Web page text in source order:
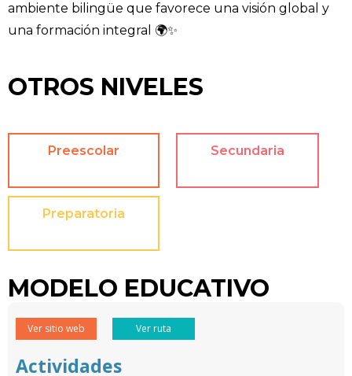
ambiente bilingüe que favorece una visión global y
una formación integral 🌍✨
OTROS NIVELES
Preescolar Secundaria
Preparatoria
MODELO EDUCATIVO
Ver sitio web Ver ruta
Actividades